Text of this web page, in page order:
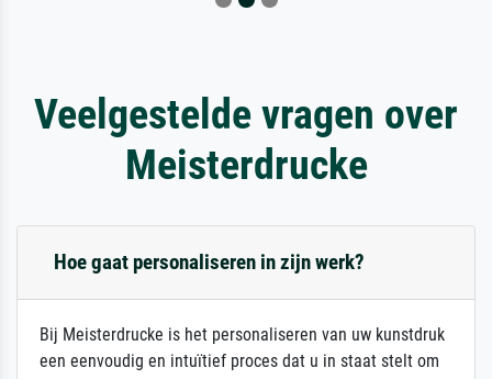
Veelgestelde vragen over
Meisterdrucke
Hoe gaat personaliseren in zijn werk?
Bij Meisterdrucke is het personaliseren van uw kunstdruk
een eenvoudig en intuïtief proces dat u in staat stelt om